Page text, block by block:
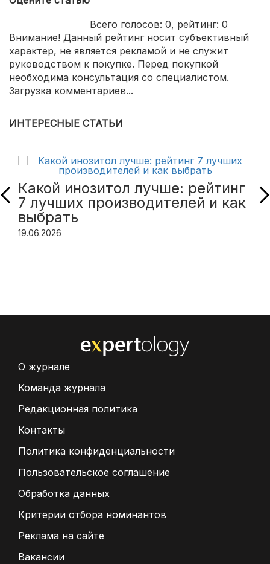
Всего голосов: 0, рейтинг: 0
Внимание! Данный рейтинг носит субъективный
характер, не является рекламой и не служит
руководством к покупке. Перед покупкой
необходима консультация со специалистом.
Загрузка комментариев...
ИНТЕРЕСНЫЕ СТАТЬИ
Какой инозитол лучше: рейтинг
7 лучших производителей и как
выбрать
19.06.2026
О журнале
Команда журнала
Редакционная политика
Контакты
Политика конфиденциальности
Пользовательское соглашение
Обработка данных
Критерии отбора номинантов
Реклама на сайте
Вакансии